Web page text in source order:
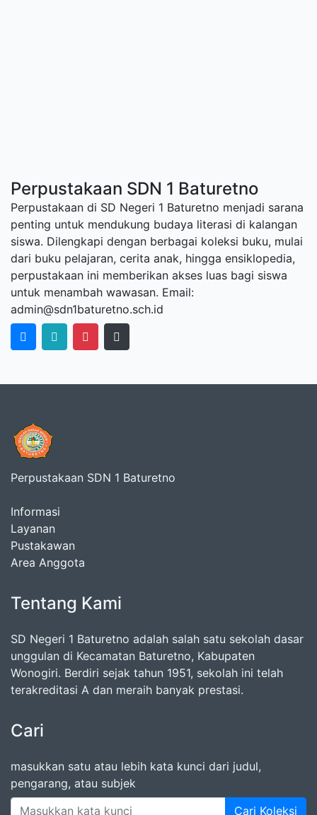
Perpustakaan SDN 1 Baturetno
Perpustakaan di SD Negeri 1 Baturetno menjadi sarana
penting untuk mendukung budaya literasi di kalangan
siswa. Dilengkapi dengan berbagai koleksi buku, mulai
dari buku pelajaran, cerita anak, hingga ensiklopedia,
perpustakaan ini memberikan akses luas bagi siswa
untuk menambah wawasan. Email:
admin@sdn1baturetno.sch.id
Perpustakaan SDN 1 Baturetno
Informasi
Layanan
Pustakawan
Area Anggota
Tentang Kami
SD Negeri 1 Baturetno adalah salah satu sekolah dasar
unggulan di Kecamatan Baturetno, Kabupaten
Wonogiri. Berdiri sejak tahun 1951, sekolah ini telah
terakreditasi A dan meraih banyak prestasi.
Cari
masukkan satu atau lebih kata kunci dari judul,
pengarang, atau subjek
Cari Koleksi